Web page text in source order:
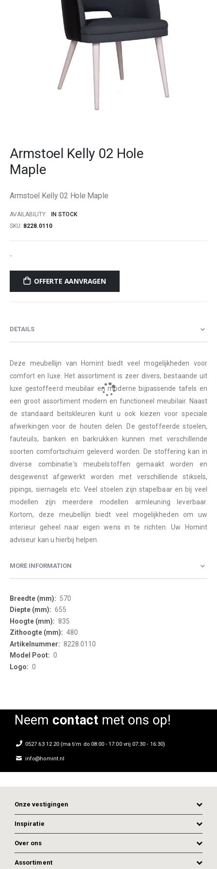
the
of
images
Armstoel Kelly 02 Hole
Maple
Armstoel Kelly 02 Hole Maple
AVAILABILITY:
IN STOCK
SKU 8228.0110
-
OFFERTE AANVRAGEN
DETAILS
Deze meubellijn van Homint biedt veel mogelijkheden voor
comfort en luxe. Het assortiment is zeer divers, bestaande uit
luxe gestoffeerd meubilair en moderne bijpassende tafels en
een groot assortiment modern en functioneel meubilair. Naast
de standaard beitskleuren kunt u ook kiezen voor speciale
afwerkingen voor de houten delen. De gestoffeerde stoelen,
fauteuils, banken en barkrukken kunnen met verschillende
soorten comfortschuim geleverd worden. De stoffering kan in
diverse combinatie's meubelstoffen gemaakt worden en
desgewenst afgewerkt worden met verschillende stiksels,
pipings, siernagels etc. Veel stoelen zijn stapelbaar en bij veel
modellen zijn meerdere modellen armleuning leverbaar.
Kortom, deze meubellijn biedt veel mogelijkheden om uw
interieur geheel naar eigen wens in te richten. Uw Homint
adviseur kan u hierbij helpen.
MORE INFORMATION
More
Information
570
655
835
480
8228.0110
0
0
Neem contactmet ons op!
0527 63 12 20 (ma t/m do 08:00 - 17:00 vrij 07:30 - 16:30)
info@homint.nl
Onze vestigingen
Inspiratie
Over ons
Assortiment